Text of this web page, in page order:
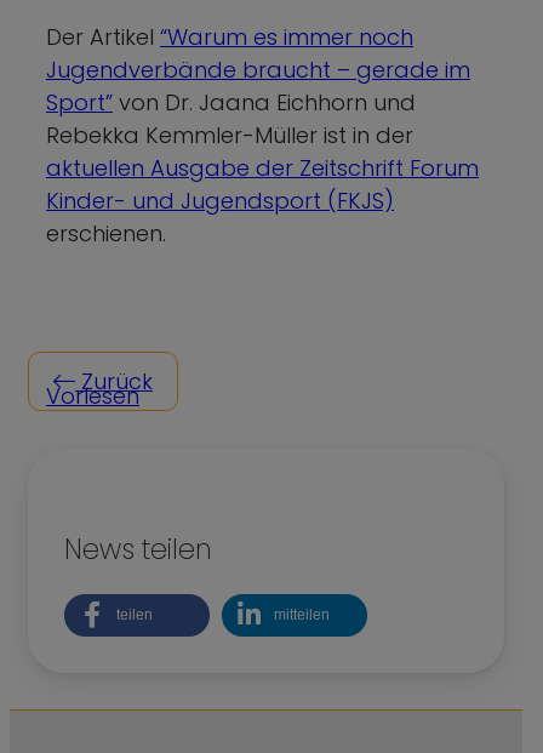
Der Artikel “Warum es immer noch
Jugendverbände braucht – gerade im
Sport” von Dr. Jaana Eichhorn und
Rebekka Kemmler-Müller ist in der
aktuellen Ausgabe der Zeitschrift Forum
Kinder- und Jugendsport (FKJS)
erschienen.
Zurück
Vorlesen
News teilen
teilen mitteilen